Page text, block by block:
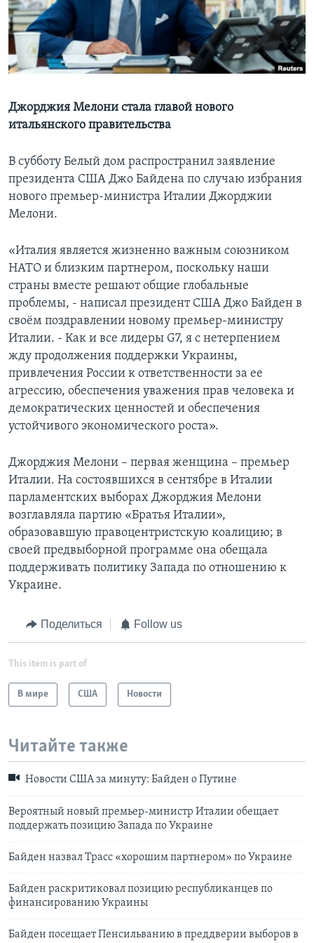
Learning English
СОЦИАЛЬНЫЕ СЕТИ
Языки
Джорджия Мелони стала главой нового
итальянского правительства
В субботу Белый дом распространил заявление
президента США Джо Байдена по случаю избрания
нового премьер-министра Италии Джорджии
Мелони.
«Италия является жизненно важным союзником
НАТО и близким партнером, поскольку наши
страны вместе решают общие глобальные
проблемы, - написал президент США Джо Байден в
своём поздравлении новому премьер-министру
Италии. - Как и все лидеры G7, я с нетерпением
жду продолжения поддержки Украины,
привлечения России к ответственности за ее
агрессию, обеспечения уважения прав человека и
демократических ценностей и обеспечения
устойчивого экономического роста».
Джорджия Мелони – первая женщина – премьер
Италии. На состоявшихся в сентябре в Италии
парламентских выборах Джорджия Мелони
возглавляла партию «Братья Италии»,
образовавшую правоцентристскую коалицию; в
своей предвыборной программе она обещала
поддерживать политику Запада по отношению к
Украине.
Поделиться Follow us
This item is part of
В мире США Новости
Читайте также
Новости США за минуту: Байден о Путине
Вероятный новый премьер-министр Италии обещает
поддержать позицию Запада по Украине
Байден назвал Трасс «хорошим партнером» по Украине
Байден раскритиковал позицию республиканцев по
финансированию Украины
Байден посещает Пенсильванию в преддверии выборов в